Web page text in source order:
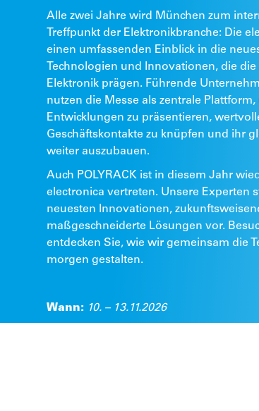
Alle zwei Jahre wird München zum
Treffpunkt der Elektronikbranche: Die
einen umfassenden Einblick in die
Technologien und Innovationen, die
Elektronik prägen. Führende
nutzen die Messe als zentrale
Entwicklungen zu präsentieren,
Geschäftskontakte zu knüpfen und ihr
weiter auszubauen.
Auch POLYRACK ist in diesem Jahr
electronica vertreten. Unsere Experten
neuesten Innovationen,
maßgeschneiderte Lösungen vor.
entdecken Sie, wie wir gemeinsam die
morgen gestalten.
Wann: 10. – 13.11.2026